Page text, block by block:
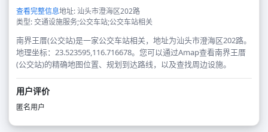
查看完整信息地址: 汕头市澄海区202路
类型: 交通设施服务;公交车站;公交车站相关
南界王厝(公交站)是一家公交车站相关，地址为汕头市澄海区202路。
地理坐标：23.523595,116.716678。您可以通过Amap查看南界王厝
(公交站)的精确地图位置、规划到达路线，以及查找周边设施。
用户评价
匿名用户